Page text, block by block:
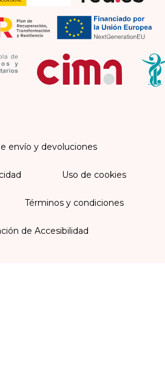
envío y devoluciones
Uso de cookies
Términos y condiciones
de Accesibilidad